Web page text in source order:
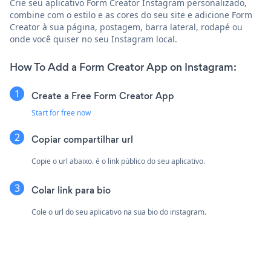
Crie seu aplicativo Form Creator Instagram personalizado,
combine com o estilo e as cores do seu site e adicione Form
Creator à sua página, postagem, barra lateral, rodapé ou
onde você quiser no seu Instagram local.
How To Add a Form Creator App on Instagram:
Create a Free Form Creator App
Start for free now
Copiar compartilhar url
Copie o url abaixo. é o link público do seu aplicativo.
Colar link para bio
Cole o url do seu aplicativo na sua bio do instagram.